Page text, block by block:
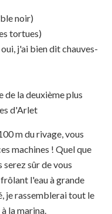
noir)
tortues)
j'ai bien dit chauves-
de la deuxième plus
d'Arlet
m du rivage, vous
machines ! Quel que
sûr de vous
l'eau à grande
je rassemblerai tout le
la marina.